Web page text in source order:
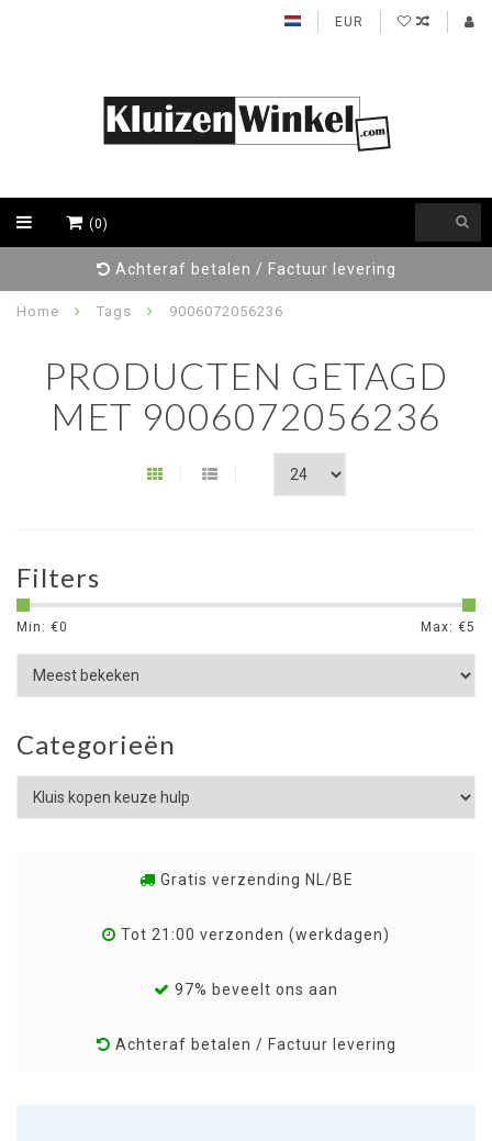
EUR
(0)
Achteraf betalen / Factuur levering
Home Tags 9006072056236
PRODUCTEN GETAGD
MET 9006072056236
Filters
Min: €0 Max: €5
Categorieën
Gratis verzending NL/BE
Tot 21:00 verzonden (werkdagen)
97% beveelt ons aan
Achteraf betalen / Factuur levering